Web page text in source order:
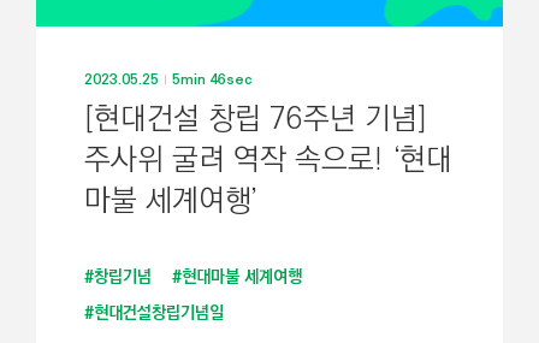
2023.05.25 5min 46sec
[현대건설 창립 76주년 기념]
주사위 굴려 역작 속으로! ‘현대
마불 세계여행’
#창립기념
#현대마불 세계여행
#현대건설창립기념일